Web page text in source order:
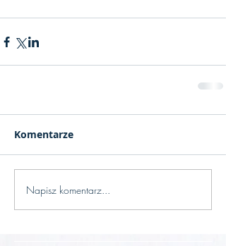
Komentarze
Napisz komentarz...